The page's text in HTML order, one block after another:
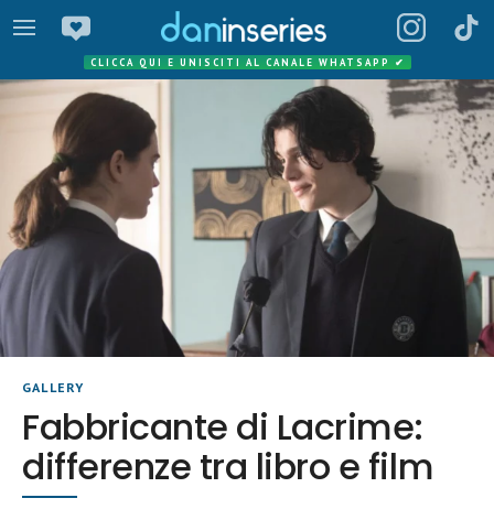
CLICCA QUI E UNISCITI AL CANALE WHATSAPP ✔
GALLERY
Fabbricante di Lacrime:
differenze tra libro e film